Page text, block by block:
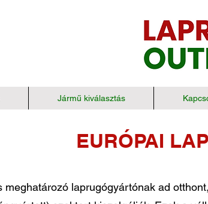
Jármű kiválasztás
EURÓPAI
meghatározó laprugógyártónak ad